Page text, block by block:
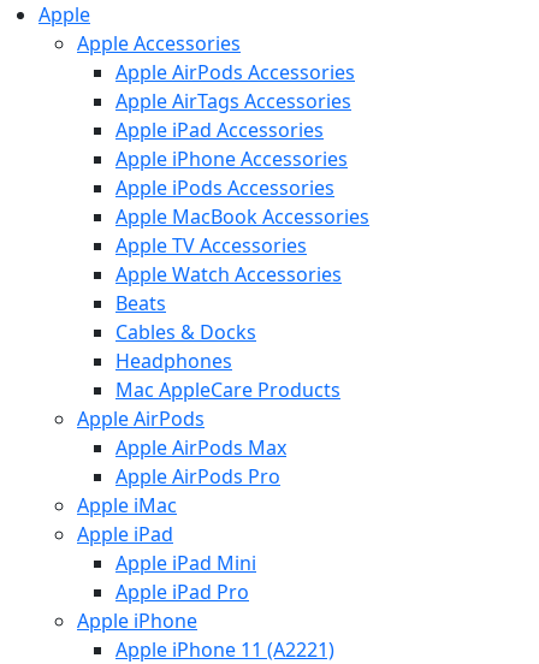
Apple
Apple Accessories
Apple AirPods Accessories
Apple AirTags Accessories
Apple iPad Accessories
Apple iPhone Accessories
Apple iPods Accessories
Apple MacBook Accessories
Apple TV Accessories
Apple Watch Accessories
Beats
Cables & Docks
Headphones
Mac AppleCare Products
Apple AirPods
Apple AirPods Max
Apple AirPods Pro
Apple iMac
Apple iPad
Apple iPad Mini
Apple iPad Pro
Apple iPhone
Apple iPhone 11 (A2221)